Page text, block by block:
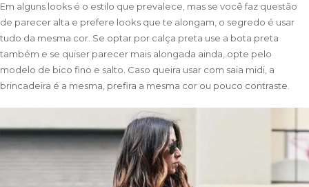
Em alguns looks é o estilo que prevalece, mas se você faz questão
de parecer alta e prefere looks que te alongam, o segredo é usar
tudo da mesma cor. Se optar por calça preta use a bota preta
também e se quiser parecer mais alongada ainda, opte pelo
modelo de bico fino e salto. Caso queira usar com saia midi, a
brincadeira é a mesma, prefira a mesma cor ou pouco contraste.